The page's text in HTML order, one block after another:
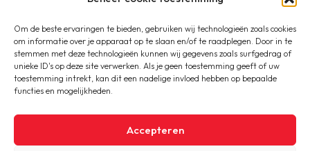
Om de beste ervaringen te bieden, gebruiken wij technologieën zoals cookies
om informatie over je apparaat op te slaan en/of te raadplegen. Door in te
stemmen met deze technologieën kunnen wij gegevens zoals surfgedrag of
unieke ID's op deze site verwerken. Als je geen toestemming geeft of uw
toestemming intrekt, kan dit een nadelige invloed hebben op bepaalde
functies en mogelijkheden.
Accepteren
ledenadministratie@afc.nl
Copyright © 2020-2026 AFC